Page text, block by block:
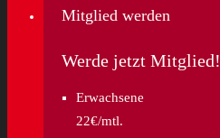
Mitglied werden
Werde jetzt Mitglied!
Erwachsene
22€/mtl.